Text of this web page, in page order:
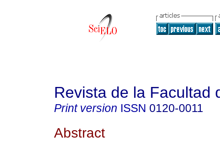
Revista de la Facultad
Print version ISSN 0120-0011
Abstract